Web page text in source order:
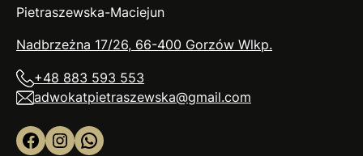
Pietraszewska-Maciejun
Nadbrzeżna 17/26, 66-400 Gorzów Wlkp.
+48 883 593 553
adwokatpietraszewska@gmail.com
Facebook Instagram WhatsApp